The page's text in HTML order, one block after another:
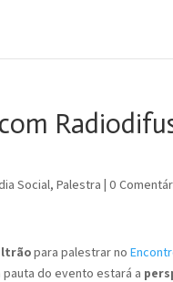
Social,Palestra |0
para palestrar no
pauta do evento estará a